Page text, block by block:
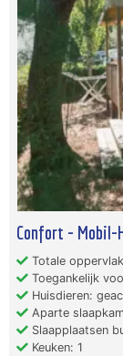
Confort - Mobil-
Totale
Toegankelijk
Huisdieren:
Aparte
Slaapplaatsen
Keuken: 1